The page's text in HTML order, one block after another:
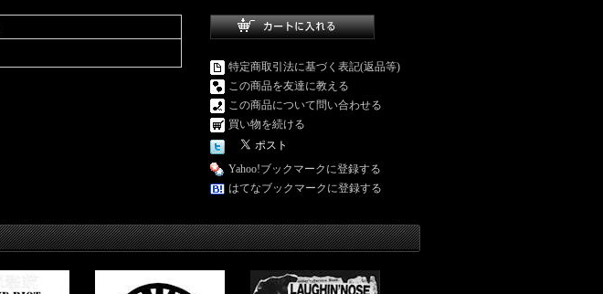
特定商取引法に基づく表記(返品等)
この商品を友達に教える
この商品について問い合わせる
買い物を続ける
Yahoo!ブックマークに登録する
はてなブックマークに登録する